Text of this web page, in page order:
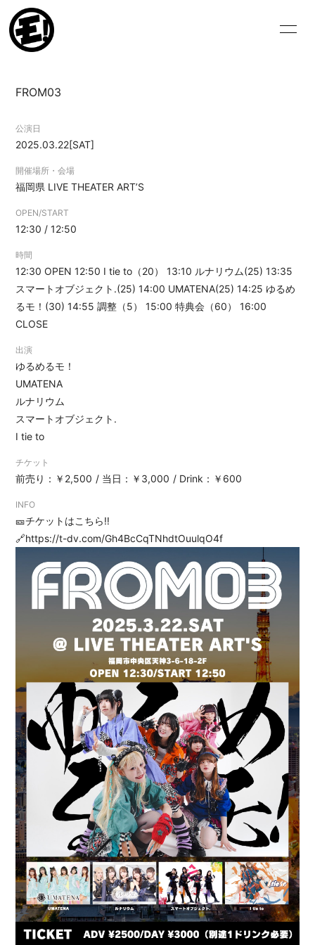
SCHEDULE
BIOGRAPHY
BLOG
ログイン
FROM03
公演日
2025.03.22[SAT]
開催場所・会場
福岡県 LIVE THEATER ART’S
OPEN/START
12:30 / 12:50
時間
12:30 OPEN 12:50 I tie to（20） 13:10 ルナリウム(25) 13:35
スマートオブジェクト.(25) 14:00 UMATENA(25) 14:25 ゆるめ
るモ！(30) 14:55 調整（5） 15:00 特典会（60） 16:00
CLOSE
出演
ゆるめるモ！
UMATENA
ルナリウム
スマートオブジェクト.
I tie to
チケット
前売り：￥2,500 当日：￥3,000 Drink：￥600
INFO
🎫チケットはこちら‼︎
🔗https://t-dv.com/Gh4BcCqTNhdtOuulqO4f